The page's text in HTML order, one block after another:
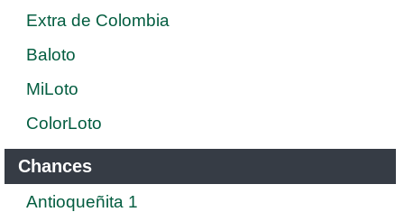
Extra de Colombia
Baloto
MiLoto
ColorLoto
Chances
Antioqueñita 1